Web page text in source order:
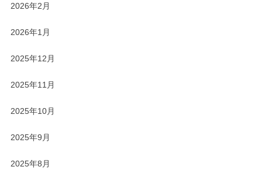
2026年2月
2026年1月
2025年12月
2025年11月
2025年10月
2025年9月
2025年8月